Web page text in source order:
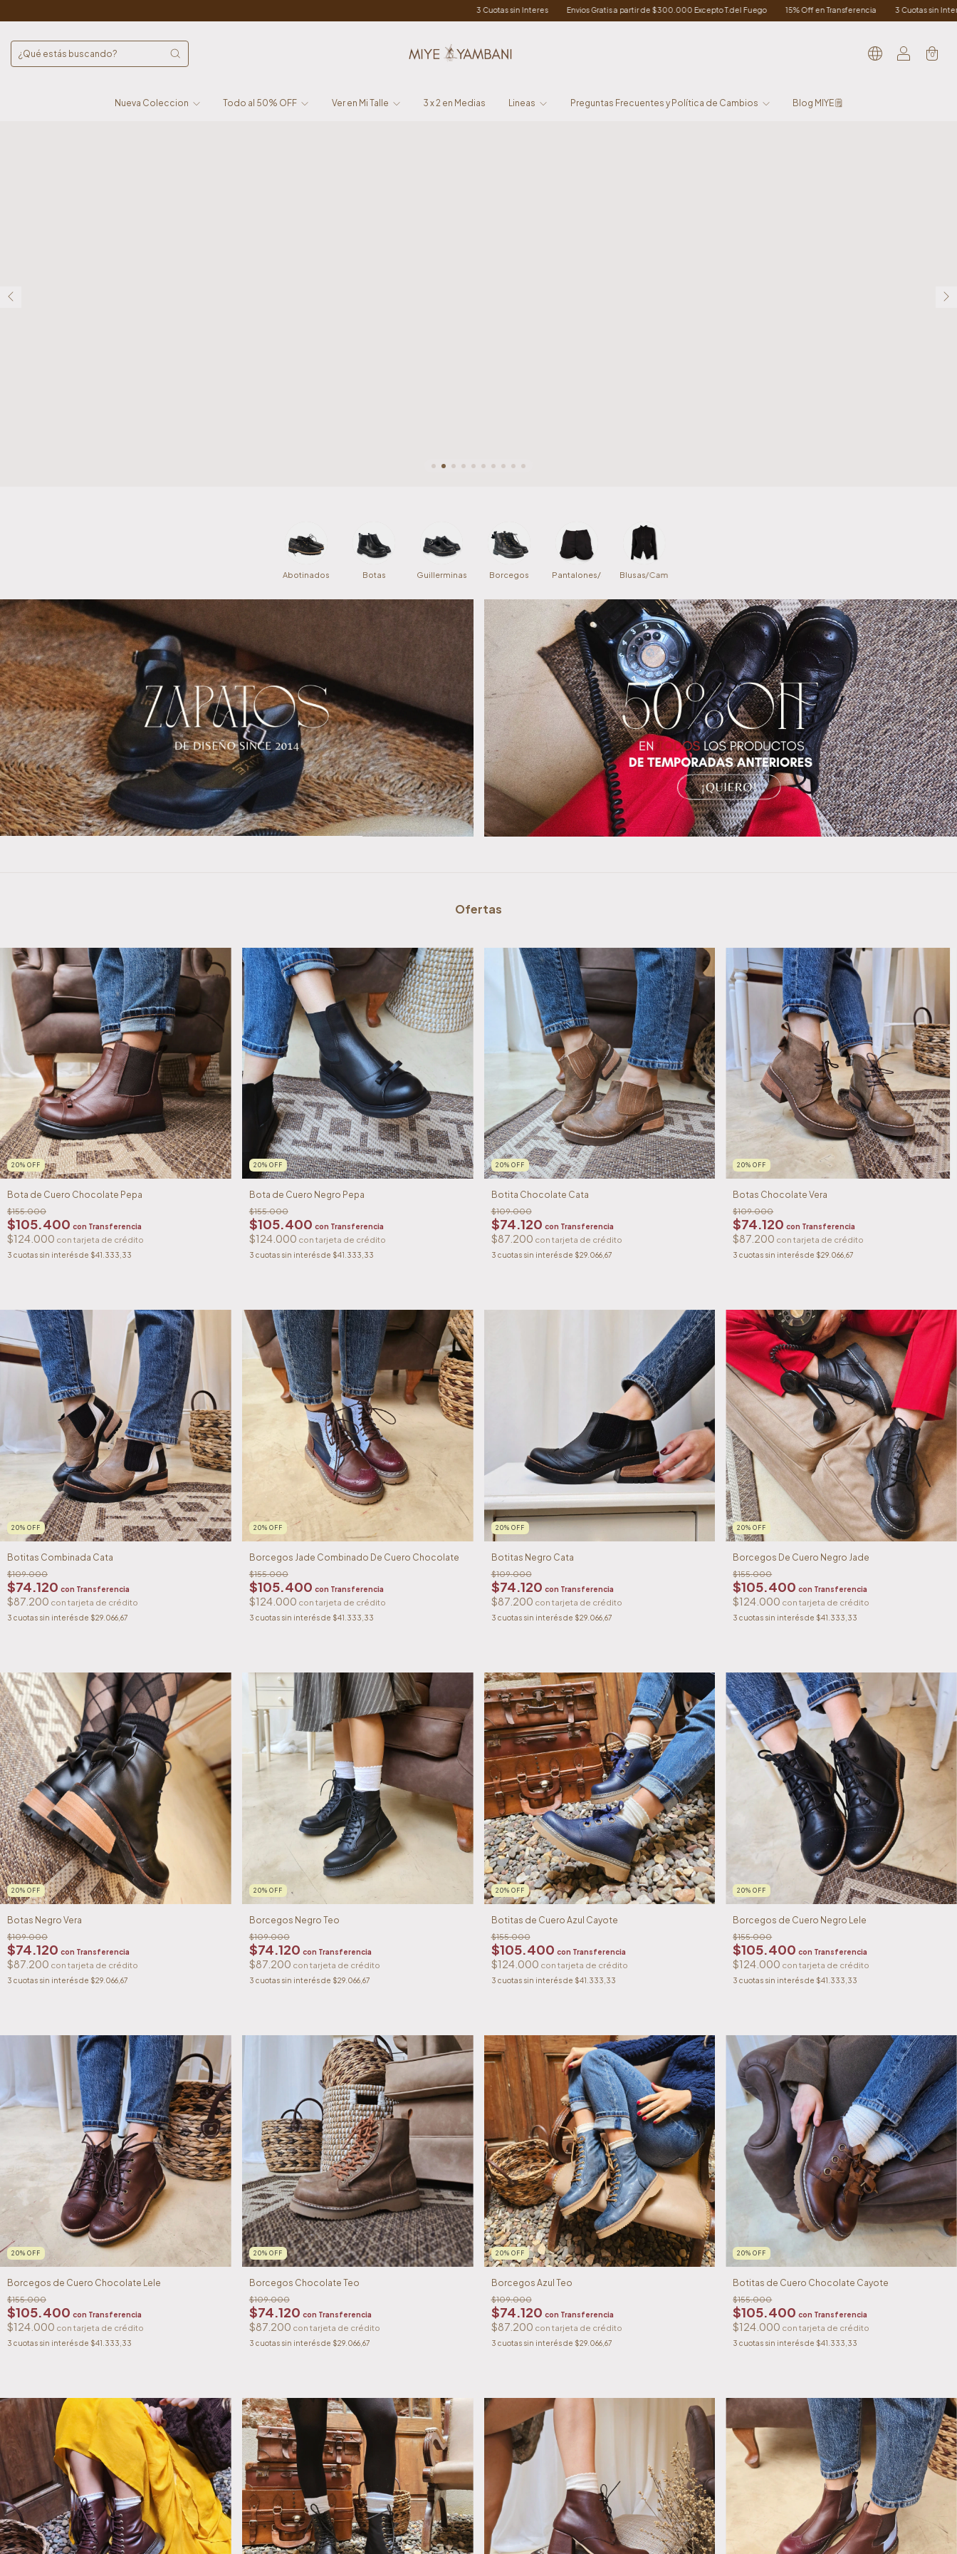
Envios Gratis a partir de $300.000 Excepto T.del Fuego 15% Off en Transferencia 3 Cuotas sin Interes Envios Gratis a partir de $300.000 Excepto T.del
0
Nueva Coleccion Todo al 50% OFF Ver en Mi Talle 3 x 2 en Medias Lineas Preguntas Frecuentes y Política de Cambios Blog MIYE 🗒️
Abotinados Botas Guillerminas Borcegos Pantalones/ShortsBlusas/Camisas
Ofertas
20% OFF
Bota de Cuero Chocolate Pepa
$155.000
$124.000
$105.400 con Transferencia
3 cuotas sin interés de $41.333,33
20% OFF
Bota de Cuero Negro Pepa
$155.000
$124.000
$105.400 con Transferencia
3 cuotas sin interés de $41.333,33
20% OFF
Botita Chocolate Cata
$109.000
$87.200
$74.120 con Transferencia
3 cuotas sin interés de $29.066,67
20%OFF
Botas Chocolate Vera
$109.000
$87.200
$74.120con Transferencia
3 cuotas sin interés de $29.066,67
20% OFF
Botitas Combinada Cata
$109.000
$87.200
$74.120 con Transferencia
3 cuotas sin interés de $29.066,67
20% OFF
Borcegos Jade Combinado De Cuero Chocolate
$155.000
$124.000
$105.400 con Transferencia
3 cuotas sin interés de $41.333,33
20% OFF
Botitas Negro Cata
$109.000
$87.200
$74.120 con Transferencia
3 cuotas sin interés de $29.066,67
20%OFF
Borcegos De Cuero Negro Jade
$155.000
$124.000
$105.400con Transferencia
3 cuotas sin interés de $41.333,33
20% OFF
Botas Negro Vera
$109.000
$87.200
$74.120 con Transferencia
3 cuotas sin interés de $29.066,67
20% OFF
Borcegos Negro Teo
$109.000
$87.200
$74.120 con Transferencia
3 cuotas sin interés de $29.066,67
20% OFF
Botitas de Cuero Azul Cayote
$155.000
$124.000
$105.400 con Transferencia
3 cuotas sin interés de $41.333,33
20%OFF
Borcegos de Cuero Negro Lele
$155.000
$124.000
$105.400con Transferencia
3 cuotas sin interés de $41.333,33
20% OFF
Borcegos de Cuero Chocolate Lele
$155.000
$124.000
$105.400 con Transferencia
3 cuotas sin interés de $41.333,33
20% OFF
Borcegos Chocolate Teo
$109.000
$87.200
$74.120 con Transferencia
3 cuotas sin interés de $29.066,67
20% OFF
Borcegos Azul Teo
$109.000
$87.200
$74.120 con Transferencia
3 cuotas sin interés de $29.066,67
20%OFF
Botitas de Cuero Chocolate Cayote
$155.000
$124.000
$105.400con Transferencia
3 cuotas sin interés de $41.333,33